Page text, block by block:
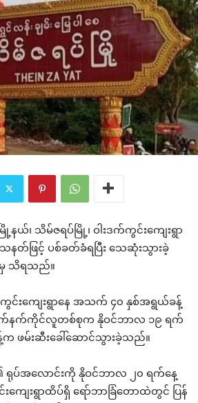
ယ်၊ သိမ်ဇရပ်မြို့၊ ဝါးဒက်ကွင်းကျေးရွာ
နတ်ဖြင့် ပစ်ခတ်ခံရပြီး သေဆုံးသွားခဲ့
မှ သိရသည်။
ကွင်းကျေးရွာနေ အသက် ၄၀ နှစ်အရွယ်ခန့်
နက်ကိုင်လူတစ်စုက နိုဝင်ဘာလ ၁၉ ရက်
က ဖမ်းဆီးခေါ်ဆောင်သွားခဲ့သည်။
ရုပ်အလောင်းကို နိုဝင်ဘာလ ၂၀ ရက်နေ့
ကျေးရွာထိပ်ရှိ ရော်ဘာခြံတောထဲတွင် ပြန်